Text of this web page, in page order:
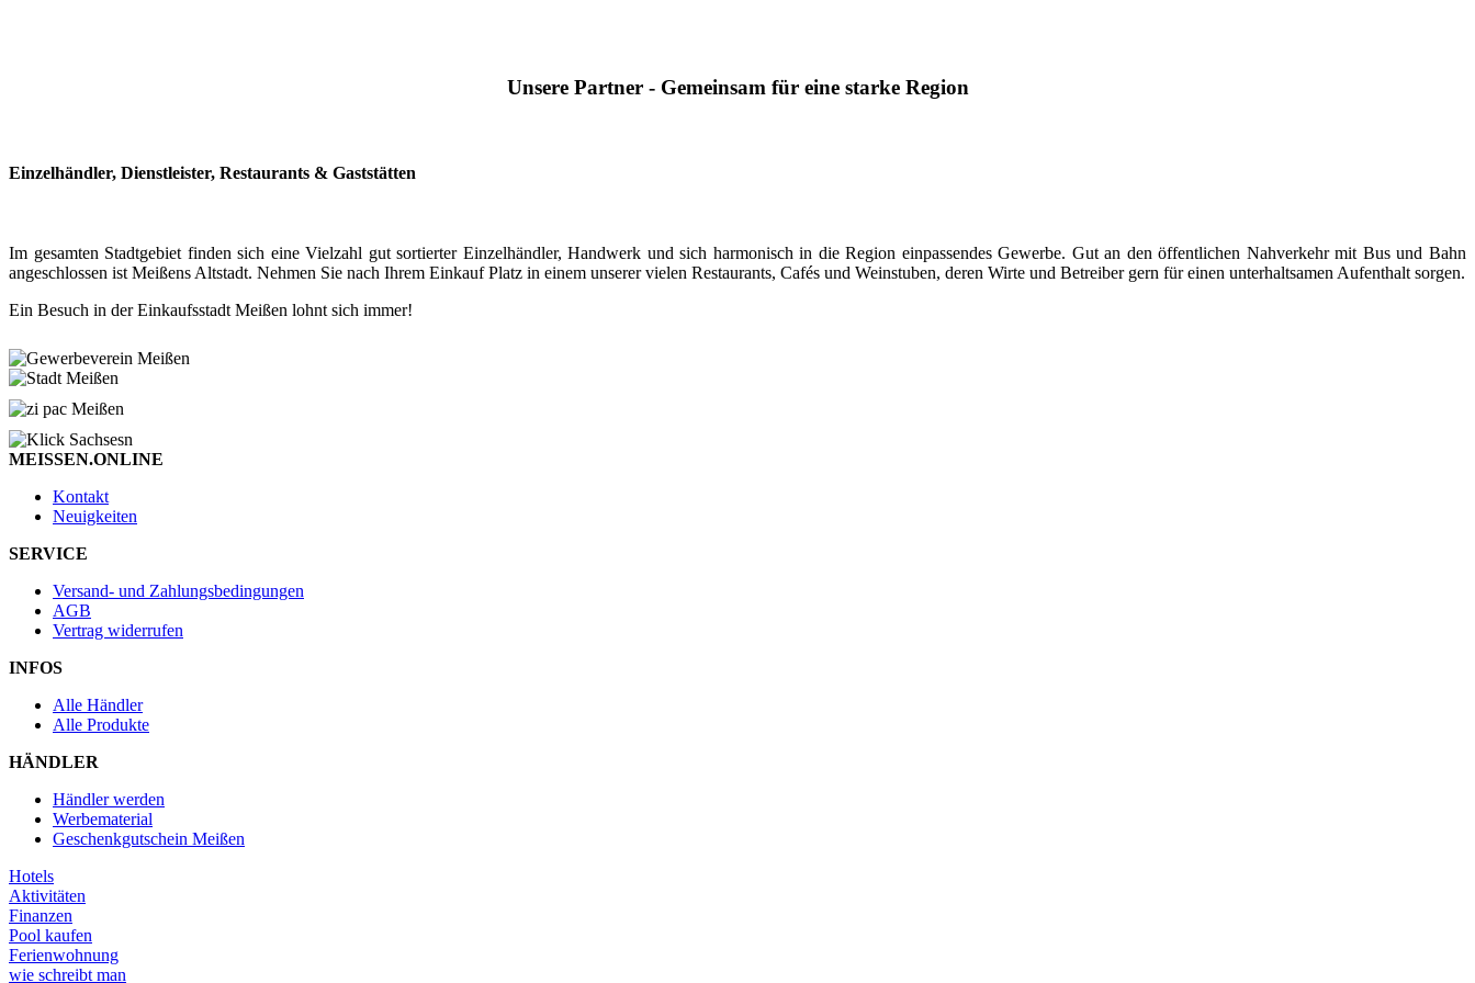
Unsere Partner - Gemeinsam für eine starke Region
Einzelhändler, Dienstleister, Restaurants & Gaststätten
Im gesamten Stadtgebiet finden sich eine Vielzahl gut sortierter Einzelhändler, Handwerk und sich harmonisch in die Region einpassendes Gewerbe. Gut an den öffentlichen Nahverkehr mit Bus und Bahn
angeschlossen ist Meißens Altstadt. Nehmen Sie nach Ihrem Einkauf Platz in einem unserer vielen Restaurants, Cafés und Weinstuben, deren Wirte und Betreiber gern für einen unterhaltsamen Aufenthalt sorgen.
Ein Besuch in der Einkaufsstadt Meißen lohnt sich immer!
MEISSEN.ONLINE
Kontakt
Neuigkeiten
SERVICE
Versand- und Zahlungsbedingungen
AGB
Vertrag widerrufen
INFOS
Alle Händler
Alle Produkte
HÄNDLER
Händler werden
Werbematerial
Geschenkgutschein Meißen
Hotels
Aktivitäten
Finanzen
Pool kaufen
Ferienwohnung
wie schreibt man